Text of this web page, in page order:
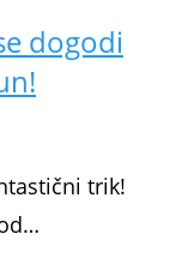
dogodi
trik!